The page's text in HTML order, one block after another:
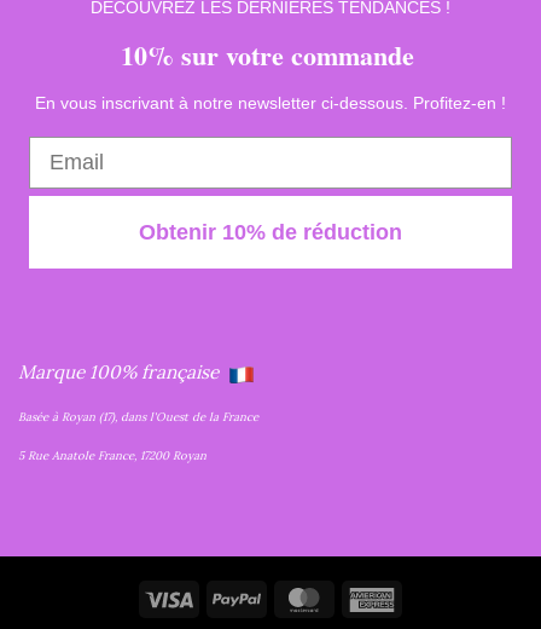
DÉCOUVREZ LES DERNIÈRES TENDANCES !
10% sur votre commande
En vous inscrivant à notre newsletter ci-dessous. Profitez-en !
Obtenir 10% de réduction
Marque 100% française
Basée à Royan (17), dans l'Ouest de la France
5 Rue Anatole France, 17200 Royan